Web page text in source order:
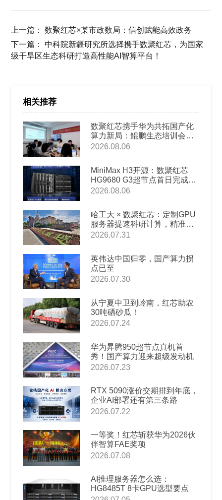
上一篇：
数聚红芯×某市政数局：信创赋能高效政务
下一篇：
中科院新疆研究所选择携手数聚红芯，为国家
级干旱区生态科研打造高性能AI智算平台！
相关推荐
数聚红芯携手华为共拓国产化
算力新局：鲲鹏生态培训会圆
满举办
2026.08.06
MiniMax H3开源：数聚红芯
HG9680 G3超节点首日完成本
地部署适配
2026.08.06
哈工大 × 数聚红芯：定制GPU
服务器提速科研计算，精准破
解高校AI教科研算力难题
2026.07.31
英伟达中国归零，国产算力拐
点已至
2026.07.30
从宁夏中卫到岭南，红芯助农
30吨硒砂瓜！
2026.07.24
华为昇腾950超节点真机首
秀！国产算力迎来超级发动机
2026.07.23
RTX 5090涨价交期排到年底，
企业AI部署还有第三条路
2026.07.22
一等奖！红芯斩获华为2026伙
伴智算FAE奖项
2026.07.08
AI推理服务器怎么选：
HG8485T 8卡GPU选型要点